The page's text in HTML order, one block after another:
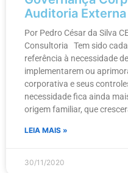
Auditoria Externa
Por Pedro César da Silva
Consultoria Tem sido
referência à necessidade
implementarem ou
corporativa e seus
necessidade fica ainda
origem familiar, que
LEIA MAIS »
30/11/2020